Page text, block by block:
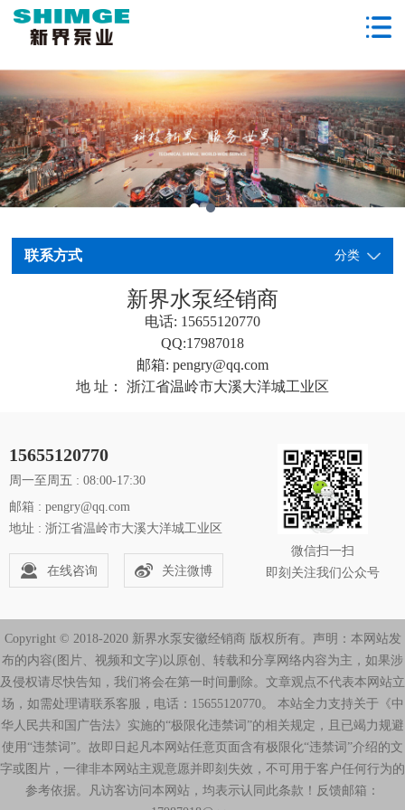
联系方式 分类
新界水泵经销商
电话: 15655120770
QQ:17987018
邮箱: pengry@qq.com
地 址： 浙江省温岭市大溪大洋城工业区
15655120770
周一至周五 : 08:00-17:30
邮箱 : pengry@qq.com
地址 : 浙江省温岭市大溪大洋城工业区
在线咨询 关注微博
微信扫一扫
即刻关注我们公众号
Copyright © 2018-2020 新界水泵安徽经销商 版权所有。声明：本网站发
布的内容(图片、视频和文字)以原创、转载和分享网络内容为主，如果涉
及侵权请尽快告知，我们将会在第一时间删除。文章观点不代表本网站立
场，如需处理请联系客服，电话：15655120770。 本站全力支持关于《中
华人民共和国广告法》实施的“极限化违禁词”的相关规定，且已竭力规避
使用“违禁词”。故即日起凡本网站任意页面含有极限化“违禁词”介绍的文
字或图片，一律非本网站主观意愿并即刻失效，不可用于客户任何行为的
参考依据。凡访客访问本网站，均表示认同此条款！反馈邮箱：